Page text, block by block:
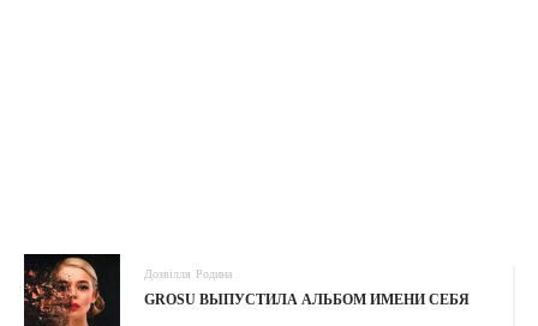
Дозвілля Родина
GROSU ВЫПУСТИЛА АЛЬБОМ ИМЕНИ СЕБЯ